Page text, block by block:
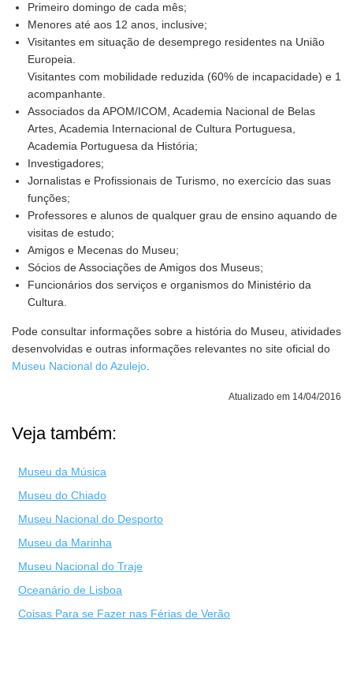
Primeiro domingo de cada mês;
Menores até aos 12 anos, inclusive;
Visitantes em situação de desemprego residentes na União
Europeia.
Visitantes com mobilidade reduzida (60% de incapacidade) e 1
acompanhante.
Associados da APOM/ICOM, Academia Nacional de Belas
Artes, Academia Internacional de Cultura Portuguesa,
Academia Portuguesa da História;
Investigadores;
Jornalistas e Profissionais de Turismo, no exercício das suas
funções;
Professores e alunos de qualquer grau de ensino aquando de
visitas de estudo;
Amigos e Mecenas do Museu;
Sócios de Associações de Amigos dos Museus;
Funcionários dos serviços e organismos do Ministério da
Cultura.
Pode consultar informações sobre a história do Museu, atividades
desenvolvidas e outras informações relevantes no site oficial do
Museu Nacional do Azulejo
Atualizado em 14/04/2016
Veja também:
Museu da Música
Museu do Chiado
Museu Nacional do Desporto
Museu da Marinha
Museu Nacional do Traje
Oceanário de Lisboa
Coisas Para se Fazer nas Férias de Verão